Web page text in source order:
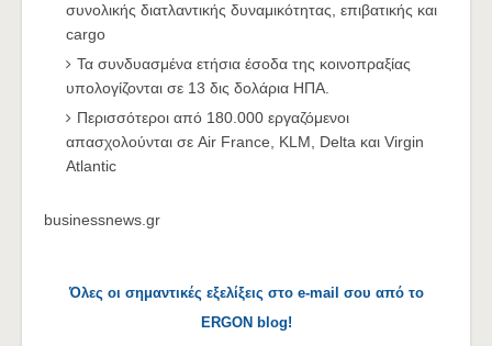
συνολικής διατλαντικής δυναμικότητας, επιβατικής και
cargo
Τα συνδυασμένα ετήσια έσοδα της κοινοπραξίας
υπολογίζονται σε 13 δις δολάρια ΗΠΑ.
Περισσότεροι από 180.000 εργαζόμενοι
απασχολούνται σε Air France, KLM, Delta και Virgin
Atlantic
businessnews.gr
Όλες οι σημαντικές εξελίξεις στο e-mail σου από το
ERGON blog!